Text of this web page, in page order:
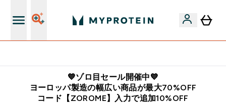
💙ゾロ目セール開催中💙
ヨーロッパ製造の幅広い商品が最大70%OFF
コード【ZOROME】入力で追加10%OFF